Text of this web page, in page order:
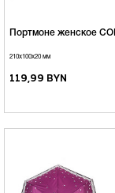
Портмоне женское
210х100х20 мм
119,99 BYN